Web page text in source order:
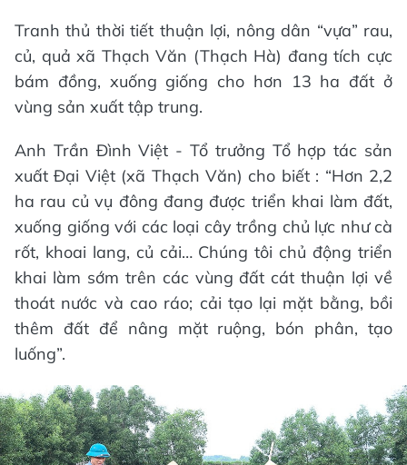
Tranh thủ thời tiết thuận lợi, nông dân “vựa” rau,
củ, quả xã Thạch Văn (Thạch Hà) đang tích cực
bám đồng, xuống giống cho hơn 13 ha đất ở
vùng sản xuất tập trung.
Anh Trần Đình Việt - Tổ trưởng Tổ hợp tác sản
xuất Đại Việt (xã Thạch Văn) cho biết : “Hơn 2,2
ha rau củ vụ đông đang được triển khai làm đất,
xuống giống với các loại cây trồng chủ lực như cà
rốt, khoai lang, củ cải… Chúng tôi chủ động triển
khai làm sớm trên các vùng đất cát thuận lợi về
thoát nước và cao ráo; cải tạo lại mặt bằng, bồi
thêm đất để nâng mặt ruộng, bón phân, tạo
luống”.